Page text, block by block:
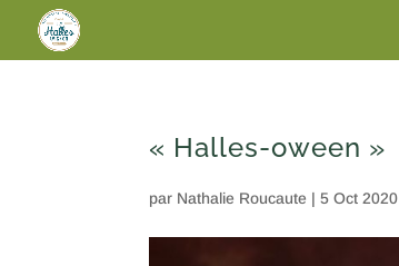
« Halles-oween »
par Nathalie Roucaute |5 Oct 2020